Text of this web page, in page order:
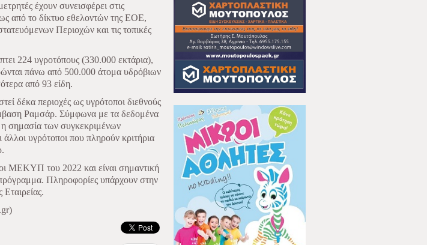
έχουν συνεισφέρει στις
από το δίκτυο εθελοντών της ΕΟΕ,
Περιοχών και τις τοπικές
224 υγροτόπους (330.000 εκτάρια),
πάνω από 500.000 άτομα υδρόβιων
από 93 είδη.
δέκα περιοχές ως υγρότοποι διεθνούς
Ραμσάρ. Σύμφωνα με τα δεδομένα
σημασία των συγκεκριμένων
υγρότοποι που πληρούν κριτήρια
ΜΕΚΥΠ του 2022 και είναι σημαντική
Πληροφορίες υπάρχουν στην
Εταιρείας.